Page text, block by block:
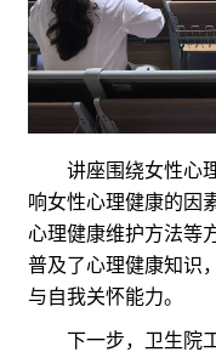
讲座围绕女性心理
响女性心理健康的因
心理健康维护方法等
普及了心理健康知识
与自我关怀能力。
下一步，卫生院工